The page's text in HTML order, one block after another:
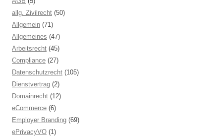
allg. Zivilrecht (50)
Allgemein (71)
Allgemeines (47)
Arbeitsrecht (45)
Compliance (27)
Datenschutzrecht (105)
Dienstvertrag (2)
Domainrecht (12)
eCommerce (6)
Employer Branding (69)
ePrivacyVO (1)